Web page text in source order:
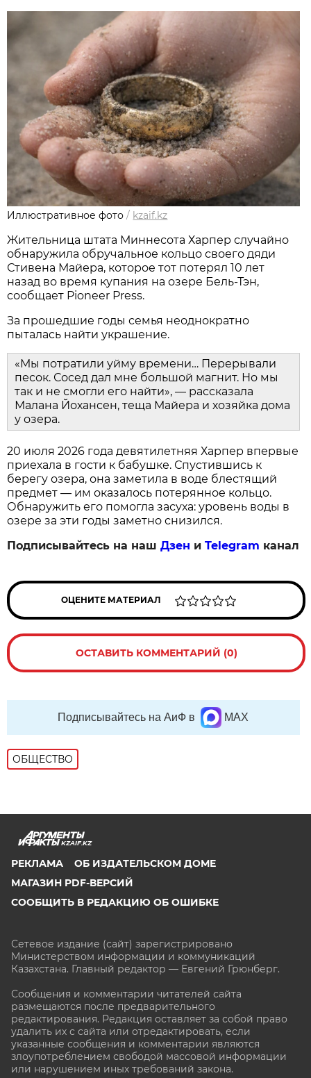
Иллюстративное фото / kzaif.kz
Жительница штата Миннесота Харпер случайно
обнаружила обручальное кольцо своего дяди
Стивена Майера, которое тот потерял 10 лет
назад во время купания на озере Бель-Тэн,
сообщает Pioneer Press.
За прошедшие годы семья неоднократно
пыталась найти украшение.
«Мы потратили уйму времени… Перерывали
песок. Сосед дал мне большой магнит. Но мы
так и не смогли его найти», — рассказала
Малана Йохансен, теща Майера и хозяйка дома
у озера.
20 июля 2026 года девятилетняя Харпер впервые
приехала в гости к бабушке. Спустившись к
берегу озера, она заметила в воде блестящий
предмет — им оказалось потерянное кольцо.
Обнаружить его помогла засуха: уровень воды в
озере за эти годы заметно снизился.
Подписывайтесь на нашДзен иTelegram канал
ОЦЕНИТЕ МАТЕРИАЛ
ОСТАВИТЬ КОММЕНТАРИЙ (0)
Подписывайтесь на АиФ в MAX
ОБЩЕСТВО
KZAIF.KZ
РЕКЛАМА
ОБ ИЗДАТЕЛЬСКОМ ДОМЕ
МАГАЗИН PDF-ВЕРСИЙ
СООБЩИТЬ В РЕДАКЦИЮ ОБ ОШИБКЕ
Сетевое издание (сайт) зарегистрировано
Министерством информации и коммуникаций
Казахстана. Главный редактор — Евгений Грюнберг.
Сообщения и комментарии читателей сайта
размещаются после предварительного
редактирования. Редакция оставляет за собой право
удалить их с сайта или отредактировать, если
указанные сообщения и комментарии являются
злоупотреблением свободой массовой информации
или нарушением иных требований закона.